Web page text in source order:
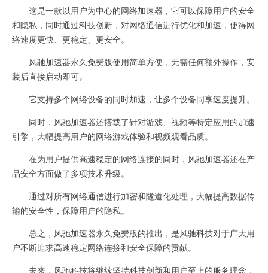
这是一款以用户为中心的网络加速器，它可以保障用户的安全
和隐私，同时通过科技创新，对网络通信进行优化和加速，使得网
络速度更快、更稳定、更安全。
风驰加速器永久免费版使用简单方便，无需任何额外操作，安
装后直接启动即可。
它支持多个网络设备的同时加速，让多个设备同享速度提升。
同时，风驰加速器还搭载了针对游戏、视频等特定应用的加速
引擎，大幅提高用户的网络游戏体验和视频观看品质。
在为用户提供高速稳定的网络连接的同时，风驰加速器还在产
品安全方面做了多项技术升级。
通过对所有网络通信进行加密和隧道化处理，大幅提高数据传
输的安全性，保障用户的隐私。
总之，风驰加速器永久免费版的推出，是风驰科技对于广大用
户不断追求高速稳定网络连接和安全保障的贡献。
未来，风驰科技将继续坚持科技创新和用户至上的服务理念，